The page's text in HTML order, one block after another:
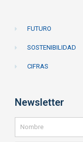
FUTURO
SOSTENIBILIDAD
CIFRAS
Newsletter